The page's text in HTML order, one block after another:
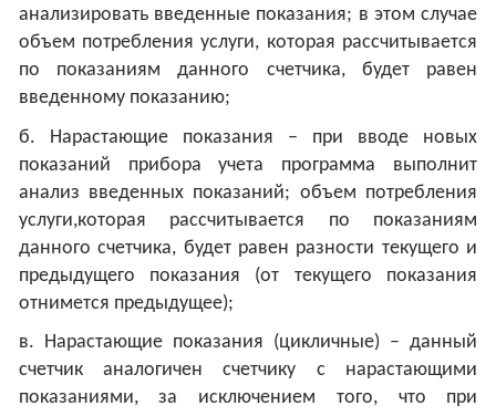
анализировать введенные показания; в этом случае
объем потребления услуги, которая рассчитывается
по показаниям данного счетчика, будет равен
введенному показанию;
б. Нарастающие показания – при вводе новых
показаний прибора учета программа выполнит
анализ введенных показаний; объем потребления
услуги,которая рассчитывается по показаниям
данного счетчика, будет равен разности текущего и
предыдущего показания (от текущего показания
отнимется предыдущее);
в. Нарастающие показания (цикличные) – данный
счетчик аналогичен счетчику с нарастающими
показаниями, за исключением того, что при